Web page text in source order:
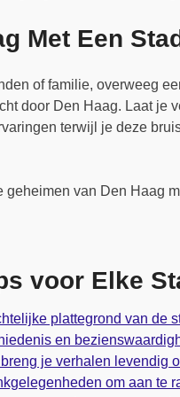
Met Een
of familie, overweeg
door Den Haag. Laat je
terwijl je deze
geheimen van Den Haag
voor Elke
plattegrond van de
en
je verhalen levendig
om aan te